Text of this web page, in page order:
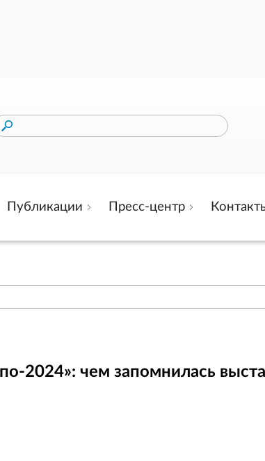
Публикации Пресс-центр
2024»: чем запомнилась